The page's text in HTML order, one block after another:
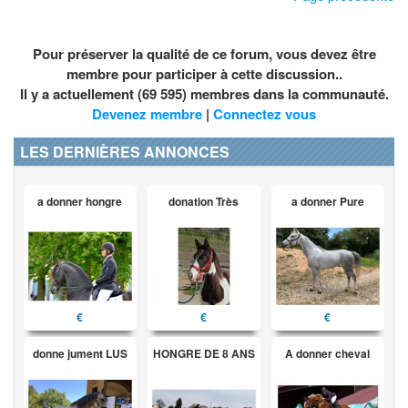
Pour préserver la qualité de ce forum, vous devez être
membre pour participer à cette discussion..
Il y a actuellement (69 595) membres dans la communauté.
Devenez membre | Connectez vous
LES DERNIÈRES ANNONCES
a donner hongre
€
donation Très
€
a donner Pure
€
donne jument LUS HONGRE DE 8 ANS A donner cheval